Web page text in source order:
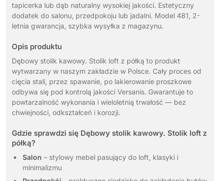
tapicerka lub dąb naturalny wysokiej jakości. Estetyczny
dodatek do salonu, przedpokoju lub jadalni. Model 481, 2-
letnia gwarancja, szybka wysyłka z magazynu.
Opis produktu
Dębowy stolik kawowy. Stolik loft z półką to produkt
wytwarzany w naszym zakładzie w Polsce. Cały proces od
cięcia stali, przez spawanie, po lakierowanie proszkowe
odbywa się pod kontrolą jakości Versanis. Gwarantuje to
powtarzalność wykonania i wieloletnią trwałość — bez
chwiejności, odkształceń i korozji.
Gdzie sprawdzi się Dębowy stolik kawowy. Stolik loft z
półką?
Salon – stylowy mebel pasujący do loft, klasyki i
minimalizmu